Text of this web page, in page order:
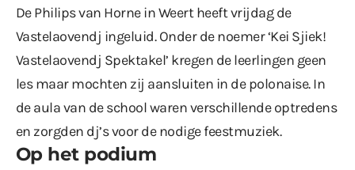
De Philips van Horne in Weert heeft vrijdag de
Vastelaovendj ingeluid. Onder de noemer ‘Kei Sjiek!
Vastelaovendj Spektakel’ kregen de leerlingen geen
les maar mochten zij aansluiten in de polonaise. In
de aula van de school waren verschillende optredens
en zorgden dj’s voor de nodige feestmuziek.
Op het podium